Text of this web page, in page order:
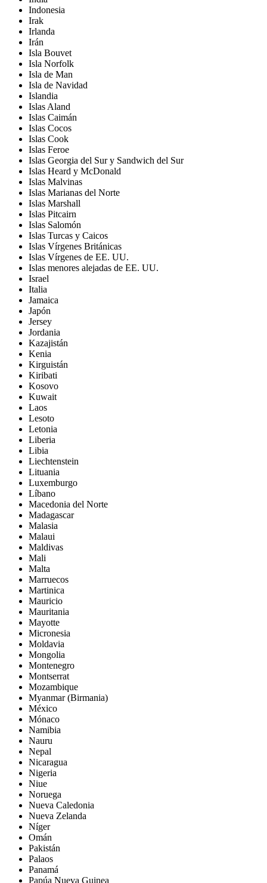
Indonesia
Irak
Irlanda
Irán
Isla Bouvet
Isla Norfolk
Isla de Man
Isla de Navidad
Islandia
Islas Aland
Islas Caimán
Islas Cocos
Islas Cook
Islas Feroe
Islas Georgia del Sur y Sandwich del Sur
Islas Heard y McDonald
Islas Malvinas
Islas Marianas del Norte
Islas Marshall
Islas Pitcairn
Islas Salomón
Islas Turcas y Caicos
Islas Vírgenes Británicas
Islas Vírgenes de EE. UU.
Islas menores alejadas de EE. UU.
Israel
Italia
Jamaica
Japón
Jersey
Jordania
Kazajistán
Kenia
Kirguistán
Kiribati
Kosovo
Kuwait
Laos
Lesoto
Letonia
Liberia
Libia
Liechtenstein
Lituania
Luxemburgo
Líbano
Macedonia del Norte
Madagascar
Malasia
Malaui
Maldivas
Mali
Malta
Marruecos
Martinica
Mauricio
Mauritania
Mayotte
Micronesia
Moldavia
Mongolia
Montenegro
Montserrat
Mozambique
Myanmar (Birmania)
México
Mónaco
Namibia
Nauru
Nepal
Nicaragua
Nigeria
Niue
Noruega
Nueva Caledonia
Nueva Zelanda
Níger
Omán
Pakistán
Palaos
Panamá
Papúa Nueva Guinea